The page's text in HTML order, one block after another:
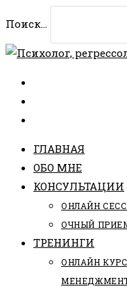
содержимому
Поиск...
ГЛАВНАЯ
ОБО МНЕ
КОНСУЛЬТАЦИИ
ОНЛАЙН
ОЧНЫЙ
ТРЕНИНГИ
ОНЛАЙН